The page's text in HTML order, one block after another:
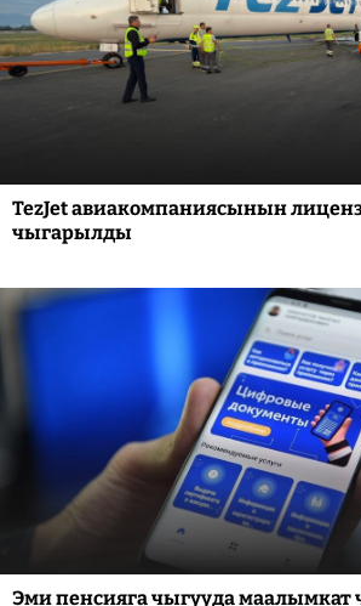
TezJet авиакомпаниясынын
чыгарылды
Эми пенсияга чыгууда маалымкат